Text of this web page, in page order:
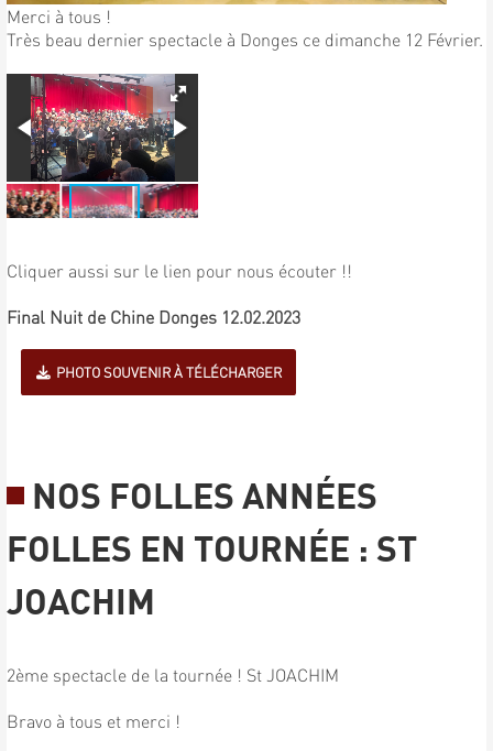
Merci à tous !
Très beau dernier spectacle à Donges ce dimanche 12 Février.
Cliquer aussi sur le lien pour nous écouter !!
Final Nuit de Chine Donges 12.02.2023
PHOTO SOUVENIR À TÉLÉCHARGER
NOS FOLLES ANNÉES
FOLLES EN TOURNÉE : ST
JOACHIM
2ème spectacle de la tournée ! St JOACHIM
Bravo à tous et merci !